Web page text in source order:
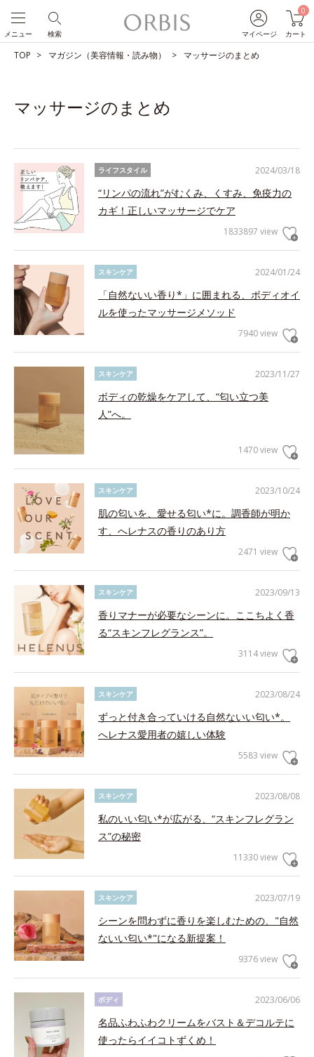
マイページ
0
カート
検索
メニュー
TOP マガジン（美容情報・読み物） マッサージのまとめ
マッサージのまとめ
2024/03/18
ライフスタイル
“リンパの流れ”がむくみ、くすみ、免疫力の
カギ！正しいマッサージでケア
1833897 view
2024/01/24
スキンケア
「自然ないい香り*」に囲まれる、ボディオイ
ルを使ったマッサージメソッド
7940 view
2023/11/27
スキンケア
ボディの乾燥をケアして、“匂い立つ美
人”へ。
1470 view
2023/10/24
スキンケア
肌の匂いを、愛せる匂い*に。調香師が明か
す、へレナスの香りのあり方
2471 view
2023/09/13
スキンケア
香りマナーが必要なシーンに。ここちよく香
る“スキンフレグランス”。
3114 view
2023/08/24
スキンケア
ずっと付き合っていける自然ないい匂い*。
へレナス愛用者の嬉しい体験
5583 view
2023/08/08
スキンケア
私のいい匂い*が広がる、“スキンフレグラン
ス”の秘密
11330 view
2023/07/19
スキンケア
シーンを問わずに香りを楽しむための、"自然
ないい匂い*"になる新提案！
9376 view
2023/06/06
ボディ
名品ふわふわクリームをバスト＆デコルテに
使ったらイイコトずくめ！